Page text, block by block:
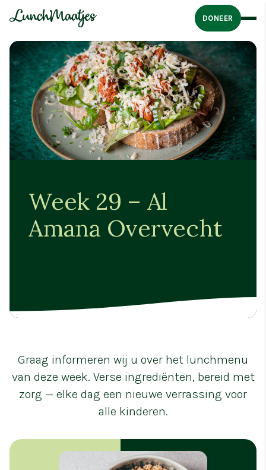
DONEER
Week 29 – Al
Amana Overvecht
Graag informeren wij u over het lunchmenu
van deze week. Verse ingrediënten, bereid met
zorg — elke dag een nieuwe verrassing voor
alle kinderen.